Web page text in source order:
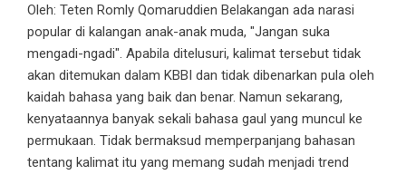
Oleh: Teten Romly Qomaruddien Belakangan ada narasi
popular di kalangan anak-anak muda, "Jangan suka
mengadi-ngadi". Apabila ditelusuri, kalimat tersebut tidak
akan ditemukan dalam KBBI dan tidak dibenarkan pula oleh
kaidah bahasa yang baik dan benar. Namun sekarang,
kenyataannya banyak sekali bahasa gaul yang muncul ke
permukaan. Tidak bermaksud memperpanjang bahasan
tentang kalimat itu yang memang sudah menjadi trend